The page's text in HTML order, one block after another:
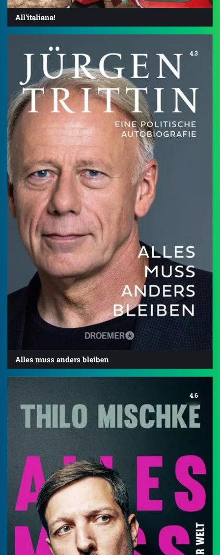
All'italiana!
4.3
Alles muss anders bleiben
4.6